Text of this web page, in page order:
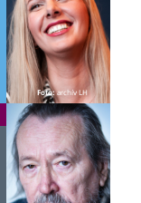
Foto:archív LH